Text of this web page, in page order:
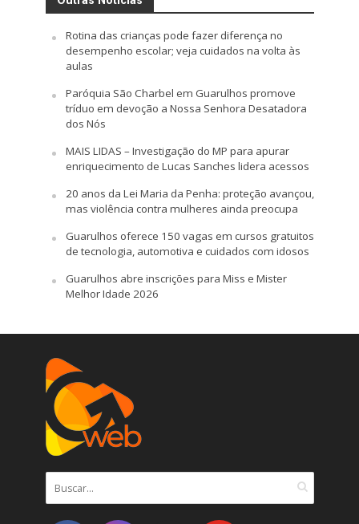
Rotina das crianças pode fazer diferença no
desempenho escolar; veja cuidados na volta às
aulas
Paróquia São Charbel em Guarulhos promove
tríduo em devoção a Nossa Senhora Desatadora
dos Nós
MAIS LIDAS – Investigação do MP para apurar
enriquecimento de Lucas Sanches lidera acessos
20 anos da Lei Maria da Penha: proteção avançou,
mas violência contra mulheres ainda preocupa
Guarulhos oferece 150 vagas em cursos gratuitos
de tecnologia, automotiva e cuidados com idosos
Guarulhos abre inscrições para Miss e Mister
Melhor Idade 2026